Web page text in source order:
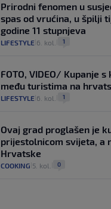
Prirodni fenomen u
spas od vrućina, u špilji
godine 11 stupnjeva
LIFESTYLE 6. kol. 1
FOTO, VIDEO/ Kupanje
među turistima na
LIFESTYLE 6. kol. 1
Ovaj grad proglašen je
prijestolnicom svijeta, a
Hrvatske
COOKING 5. kol. 0